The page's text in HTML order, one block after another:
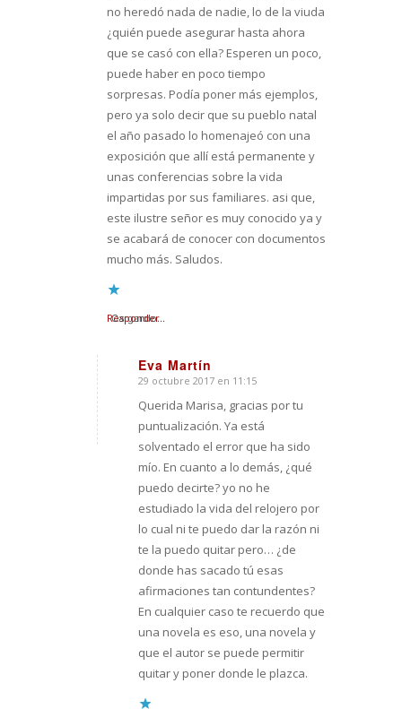
no heredó nada de nadie, lo de la viuda
¿quién puede asegurar hasta ahora
que se casó con ella? Esperen un poco,
puede haber en poco tiempo
sorpresas. Podía poner más ejemplos,
pero ya solo decir que su pueblo natal
el año pasado lo homenajeó con una
exposición que allí está permanente y
unas conferencias sobre la vida
impartidas por sus familiares. asi que,
este ilustre señor es muy conocido ya y
se acabará de conocer con documentos
mucho más. Saludos.
Cargando...
Responder
Eva Martín
Dice:
29 octubre 2017 en 11:15
Querida Marisa, gracias por tu
puntualización. Ya está
solventado el error que ha sido
mío. En cuanto a lo demás, ¿qué
puedo decirte? yo no he
estudiado la vida del relojero por
lo cual ni te puedo dar la razón ni
te la puedo quitar pero… ¿de
donde has sacado tú esas
afirmaciones tan contundentes?
En cualquier caso te recuerdo que
una novela es eso, una novela y
que el autor se puede permitir
quitar y poner donde le plazca.